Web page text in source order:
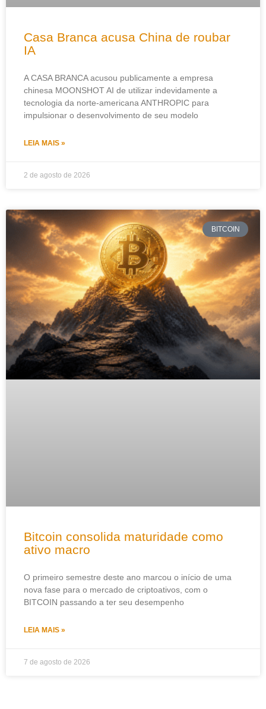
Casa Branca acusa China de roubar
IA
A CASA BRANCA acusou publicamente a empresa
chinesa MOONSHOT AI de utilizar indevidamente a
tecnologia da norte-americana ANTHROPIC para
impulsionar o desenvolvimento de seu modelo
LEIA MAIS »
2 de agosto de 2026
BITCOIN
Bitcoin consolida maturidade como
ativo macro
O primeiro semestre deste ano marcou o início de uma
nova fase para o mercado de criptoativos, com o
BITCOIN passando a ter seu desempenho
LEIA MAIS »
7 de agosto de 2026